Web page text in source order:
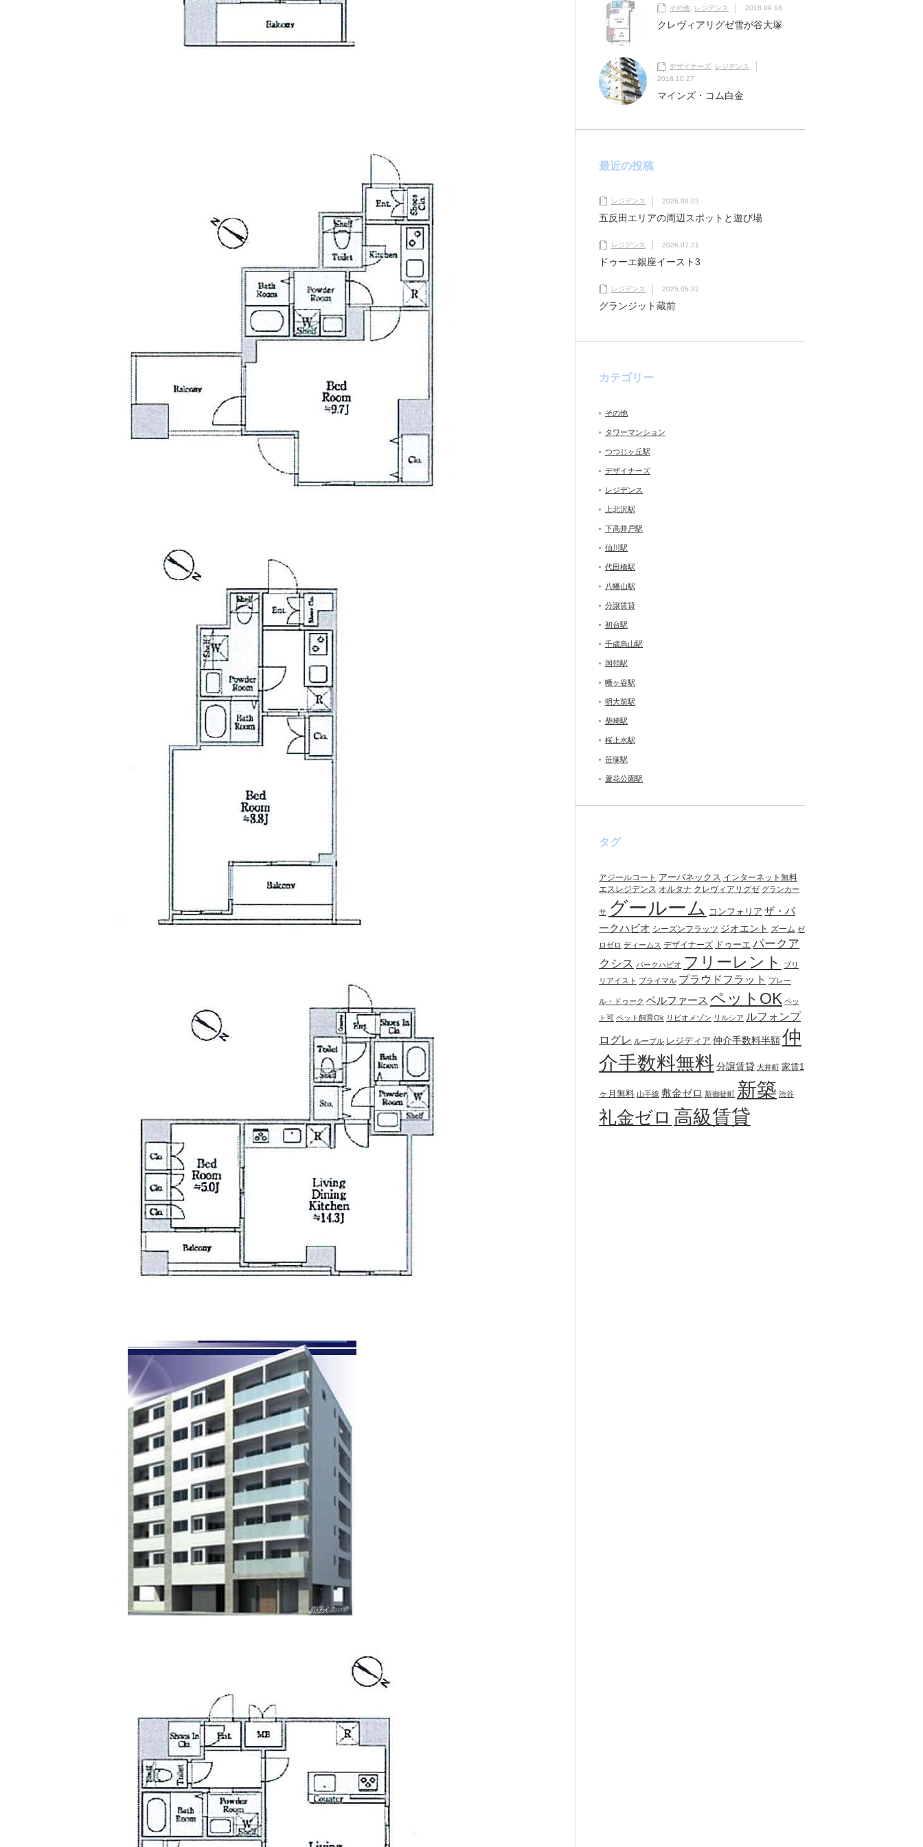
その他 レジデンス 2018.09.18
クレヴィアリグゼ雪が谷大塚
デザイナーズ
レジデンス
2018.10.27
マインズ・コム白金
最近の投稿
レジデンス 2026.08.03
五反田エリアの周辺スポットと遊び場
レジデンス 2026.07.21
ドゥーエ銀座イースト3
レジデンス 2025.05.22
グランジット蔵前
カテゴリー
その他
タワーマンション
つつじヶ丘駅
デザイナーズ
レジデンス
上北沢駅
下高井戸駅
仙川駅
代田橋駅
八幡山駅
分譲賃貸
初台駅
千歳烏山駅
国領駅
幡ヶ谷駅
明大前駅
柴崎駅
桜上水駅
笹塚駅
蘆花公園駅
タグ
アジールコート アーバネックス インターネット無料
エスレジデンス オルタナ クレヴィアリグゼ グランカー
サ グールーム コンフォリア ザ・パ
ークハビオ シーズンフラッツ ジオエント ズーム ゼ
ロゼロ ディームス デザイナーズ ドゥーエ パークア
クシス パークハビオ フリーレント
ブリ
リアイスト プライマル プラウドフラット プレー
ル・ドゥーク ベルファース ペットOK ペッ
ト可 ペット飼育Ok リビオメゾン リルシア ルフォンプ
ログレ ルーブル レジディア 仲介手数料半額仲
介手数料無料 分譲賃貸 大井町 家賃1
ヶ月無料 山手線 敷金ゼロ 新御徒町 新築 渋谷
礼金ゼロ 高級賃貸